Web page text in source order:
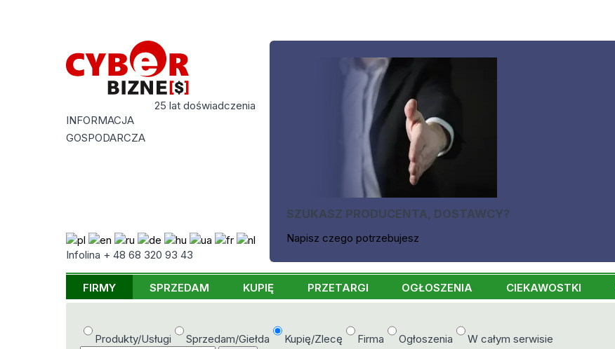
25 lat doświadczenia
INFORMACJA
GOSPODARCZA
Infolina + 48 68 320 93 43
SZUKASZ PRODUCENTA, DOSTAWCY?
Napisz czego potrzebujesz
FIRMY SPRZEDAM KUPIĘ PRZETARGI OGŁOSZENIA CIEKAWOSTKI
Produkty/Usługi Sprzedam/Giełda Kupię/Zlecę Firma Ogłoszenia W całym serwisie